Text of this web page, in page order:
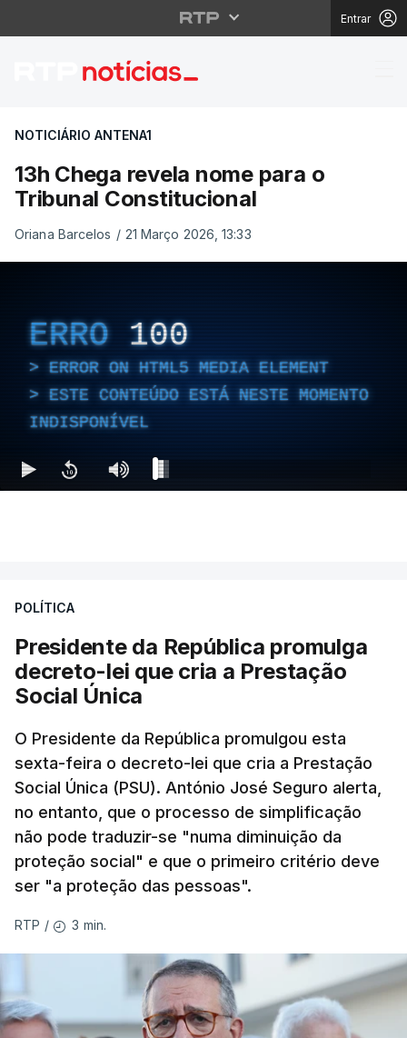
Entrar
13h Chega revela
NOTICIÁRIO ANTENA1
13h Chega revela nome para o
Tribunal Constitucional
Oriana Barcelos / 21 Março 2026, 13:33
ERRO 100
ERROR ON HTML5 MEDIA ELEMENT
ESTE CONTEÚDO ESTÁ NESTE MOMENTO
INDISPONÍVEL
POLÍTICA
Presidente da República promulga
decreto-lei que cria a Prestação
Social Única
O Presidente da República promulgou esta
sexta-feira o decreto-lei que cria a Prestação
Social Única (PSU). António José Seguro alerta,
no entanto, que o processo de simplificação
não pode traduzir-se "numa diminuição da
proteção social" e que o primeiro critério deve
ser "a proteção das pessoas".
RTP / 3 min.